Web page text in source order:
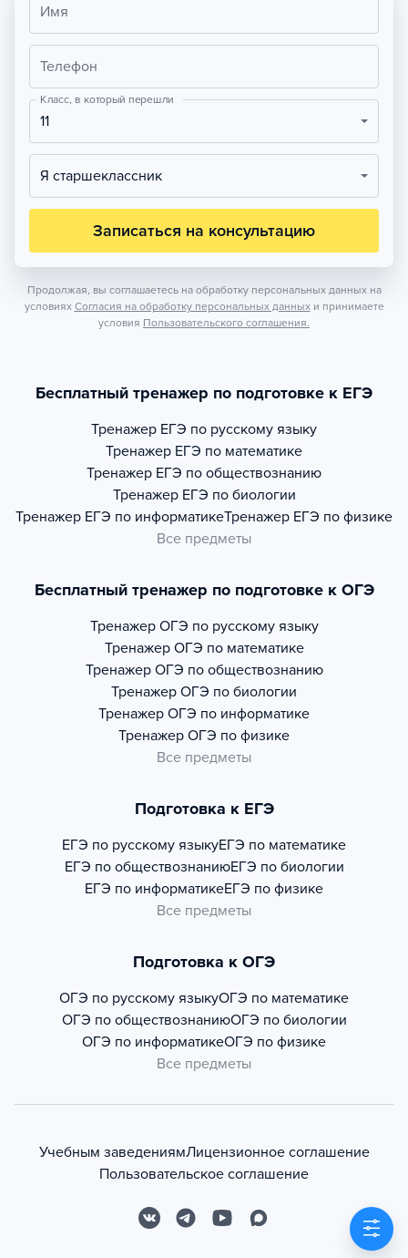
Имя
Телефон
Класс, в который перешли
11
Я старшеклассник
Записаться на консультацию
Продолжая, вы соглашаетесь на обработку персональных данных на
условиях Согласия на обработку персональных данных и принимаете
условия Пользовательского соглашения.
Бесплатный тренажер по подготовке к ЕГЭ
Тренажер ЕГЭ по русскому языку
Тренажер ЕГЭ по математике
Тренажер ЕГЭ по обществознанию
Тренажер ЕГЭ по биологии
Тренажер ЕГЭ по информатикеТренажер ЕГЭ по физике
Все предметы
Бесплатный тренажер по подготовке к ОГЭ
Тренажер ОГЭ по русскому языку
Тренажер ОГЭ по математике
Тренажер ОГЭ по обществознанию
Тренажер ОГЭ по биологии
Тренажер ОГЭ по информатике
Тренажер ОГЭ по физике
Все предметы
Подготовка к ЕГЭ
ЕГЭ по русскому языкуЕГЭ по математике
ЕГЭ по обществознаниюЕГЭ по биологии
ЕГЭ по информатикеЕГЭ по физике
Все предметы
Подготовка к ОГЭ
ОГЭ по русскому языкуОГЭ по математике
ОГЭ по обществознаниюОГЭ по биологии
ОГЭ по информатикеОГЭ по физике
Все предметы
Учебным заведениямЛицензионное соглашение
Пользовательское соглашение